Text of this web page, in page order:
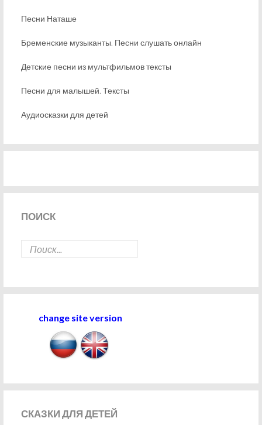
Песни Наташе
Бременские музыканты. Песни слушать онлайн
Детские песни из мультфильмов тексты
Песни для малышей. Тексты
Аудиосказки для детей
ПОИСК
change site version
СКАЗКИДЛЯ ДЕТЕЙ